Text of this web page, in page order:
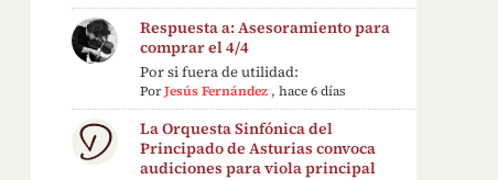
Respuesta a: Asesoramiento para
comprar el 4/4
Por si fuera de utilidad:
PorJesús Fernández ,hace 6 días
La Orquesta Sinfónica del
Principado de Asturias convoca
audiciones para viola principal